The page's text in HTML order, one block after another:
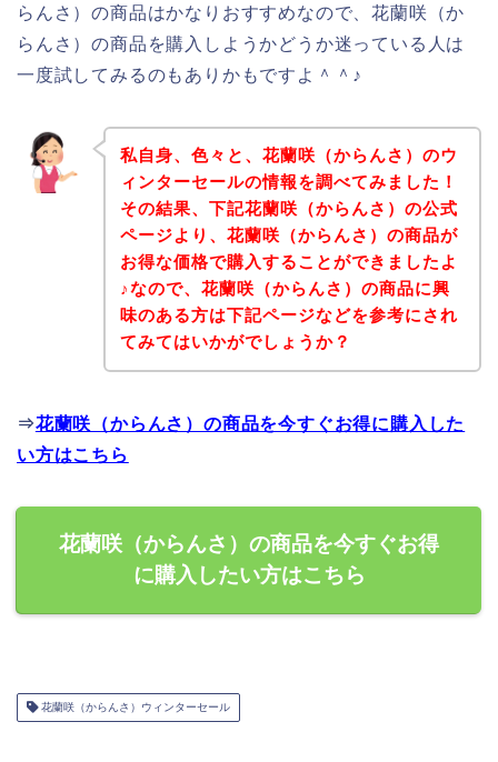
らんさ）の商品はかなりおすすめなので、花蘭咲（か
らんさ）の商品を購入しようかどうか迷っている人は
一度試してみるのもありかもですよ＾＾♪
私自身、色々と、花蘭咲（からんさ）のウ
ィンターセールの情報を調べてみました！
その結果、下記花蘭咲（からんさ）の公式
ページより、花蘭咲（からんさ）の商品が
お得な価格で購入することができましたよ
♪なので、花蘭咲（からんさ）の商品に興
味のある方は下記ページなどを参考にされ
てみてはいかがでしょうか？
⇒花蘭咲（からんさ）の商品を今すぐお得に購入した
い方はこちら
花蘭咲（からんさ）の商品を今すぐお得
に購入したい方はこちら
花蘭咲（からんさ）ウィンターセール